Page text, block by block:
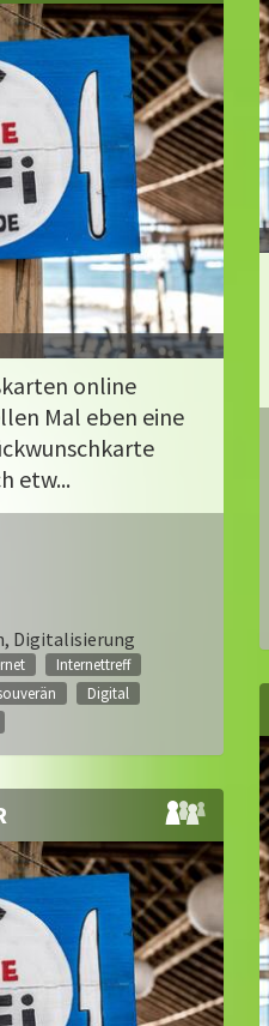
online
Mal eben eine
etw...
Digitalisierung
Internettreff
Digital